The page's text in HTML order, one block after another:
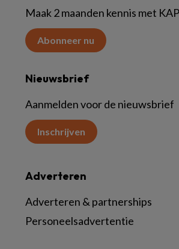
Maak 2 maanden kennis met
Abonneer nu
Nieuwsbrief
Aanmelden voor de nieuwsbrief
Inschrijven
Adverteren
Adverteren & partnerships
Personeelsadvertentie